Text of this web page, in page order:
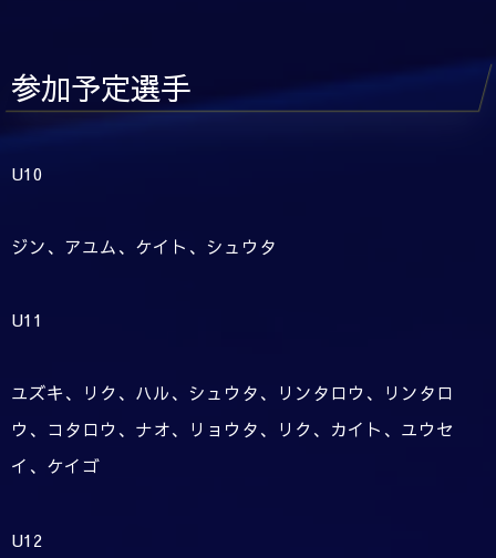
参加予定選手
U10
ジン、アユム、ケイト、シュウタ
U11
ユズキ、リク、ハル、シュウタ、リンタロウ、リンタロ
ウ、コタロウ、ナオ、リョウタ、リク、カイト、ユウセ
イ、ケイゴ
U12